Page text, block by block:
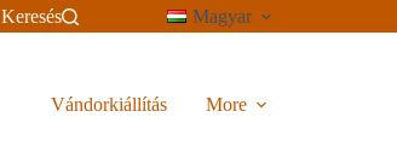
Keresés Magyar
Vándorkiállítás More